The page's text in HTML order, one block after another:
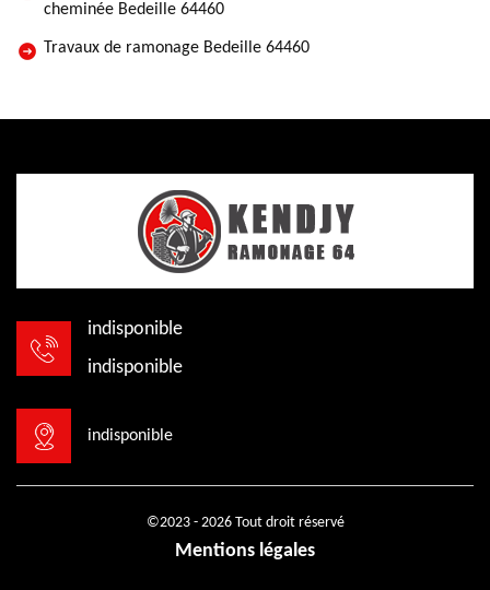
cheminée Bedeille 64460
Travaux de ramonage Bedeille 64460
indisponible
indisponible
indisponible
©2023 - 2026 Tout droit réservé
Mentions légales